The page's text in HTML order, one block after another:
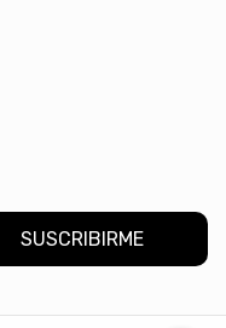
SUSCRIBIRME